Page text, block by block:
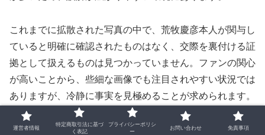
これまでに拡散された写真の中で、荒牧慶彦本人が関与し
ていると明確に確認されたものはなく、交際を裏付ける証
拠として扱えるものは見つかっていません。ファンの関心
が高いことから、些細な画像でも注目されやすい状況では
ありますが、冷静に事実を見極めることが求められます。
運営者情報
特定商取引法に基づ
く表記
プライバシーポリシ
ー
お問い合わせ 免責事項